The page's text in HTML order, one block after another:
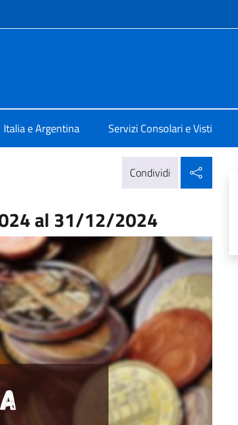
Italia e Argentina Servizi Consolari e Visti
Condividi
al 31/12/2024